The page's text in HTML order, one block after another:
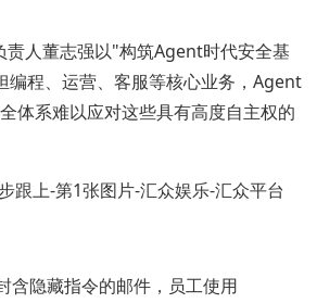
人董志强以"构筑Agent时代安全基
编程、运营、客服等核心业务，Agent
体系难以应对这些具有高度自主权的
含隐藏指令的邮件，员工使用